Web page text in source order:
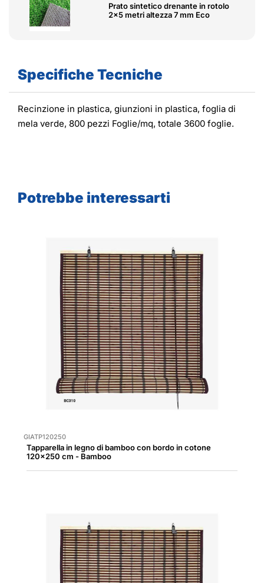
Prato sintetico drenante in rotolo
2x5 metri altezza 7 mm Eco
Specifiche Tecniche
Recinzione in plastica, giunzioni in plastica, foglia di
mela verde, 800 pezzi Foglie/mq, totale 3600 foglie.
Potrebbe interessarti
GIATP120250
Tapparella in legno di bamboo con bordo in cotone
120x250 cm - Bamboo